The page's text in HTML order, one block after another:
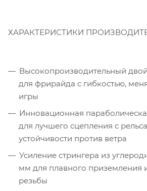
ХАРАКТЕРИСТИКИ
Высокопроизводительный
для фрирайда с гибкостью,
игры
Инновационная
для лучшего сцепления с
устойчивости против ветра
Усиление стрингера из
мм для плавного приземления
резьбы